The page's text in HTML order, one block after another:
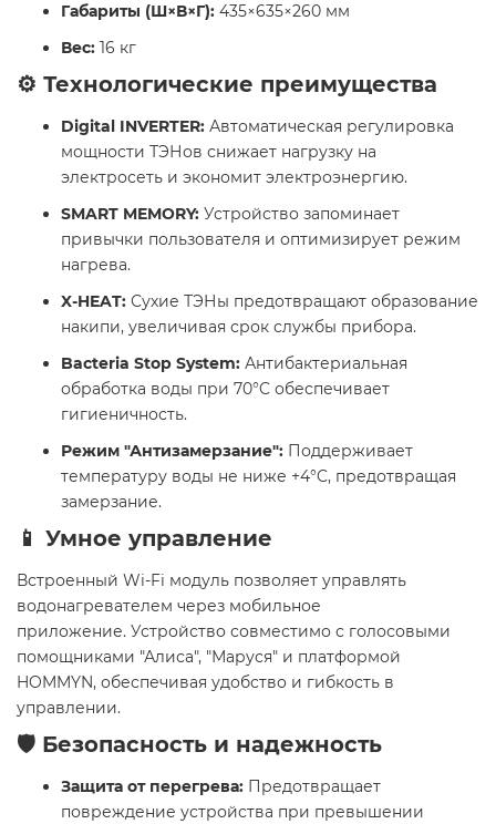
Габариты (Ш×В×Г): 435×635×260 мм
Вес: 16 кг​
⚙️ Технологические преимущества
Digital INVERTER: Автоматическая регулировка
мощности ТЭНов снижает нагрузку на
электросеть и экономит электроэнергию.
SMART MEMORY: Устройство запоминает
привычки пользователя и оптимизирует режим
нагрева.
X-HEAT: Сухие ТЭНы предотвращают образование
накипи, увеличивая срок службы прибора.
Bacteria Stop System: Антибактериальная
обработка воды при 70°C обеспечивает
гигиеничность.
Режим "Антизамерзание": Поддерживает
температуру воды не ниже +4°C, предотвращая
замерзание.​
📱 Умное управление
Встроенный Wi-Fi модуль позволяет управлять
водонагревателем через мобильное
приложение. Устройство совместимо с голосовыми
помощниками "Алиса", "Маруся" и платформой
HOMMYN, обеспечивая удобство и гибкость в
управлении.​
🛡️ Безопасность и надежность
Защита от перегрева: Предотвращает
повреждение устройства при превышении